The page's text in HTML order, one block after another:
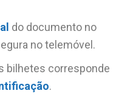
do documento no
no telemóvel.
bilhetes corresponde
.